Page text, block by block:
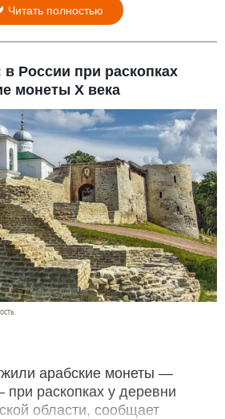
Читать полностью
в России при раскопках
монеты X века
арабские монеты —
раскопках у деревни
области, сообщает